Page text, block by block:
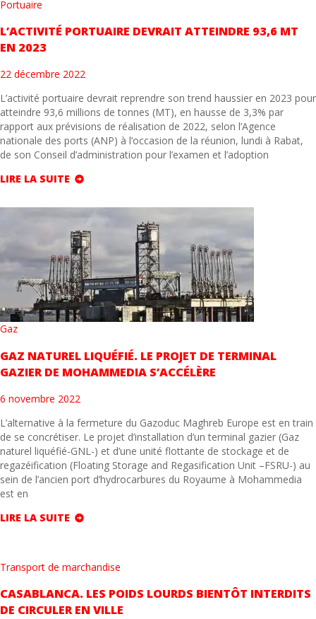
Portuaire
L’ACTIVITÉ PORTUAIRE DEVRAIT ATTEINDRE 93,6 MT
EN 2023
22 décembre 2022
L’activité portuaire devrait reprendre son trend haussier en 2023 pour
atteindre 93,6 millions de tonnes (MT), en hausse de 3,3% par
rapport aux prévisions de réalisation de 2022, selon l’Agence
nationale des ports (ANP) à l’occasion de la réunion, lundi à Rabat,
de son Conseil d’administration pour l’examen et l’adoption
LIRE LA SUITE
Gaz
GAZ NATUREL LIQUÉFIÉ. LE PROJET DE TERMINAL
GAZIER DE MOHAMMEDIA S’ACCÉLÈRE
6 novembre 2022
L’alternative à la fermeture du Gazoduc Maghreb Europe est en train
de se concrétiser. Le projet d’installation d’un terminal gazier (Gaz
naturel liquéfié-GNL-) et d’une unité flottante de stockage et de
regazéification (Floating Storage and Regasification Unit –FSRU-) au
sein de l’ancien port d’hydrocarbures du Royaume à Mohammedia
est en
LIRE LA SUITE
Transport de marchandise
CASABLANCA. LES POIDS LOURDS BIENTÔT INTERDITS
DE CIRCULER EN VILLE